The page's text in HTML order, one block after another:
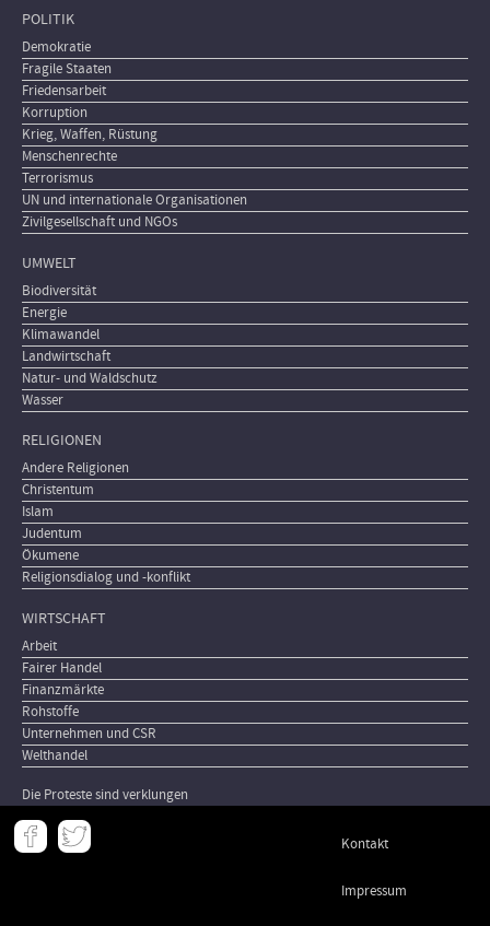
POLITIK
Demokratie
Fragile Staaten
Friedensarbeit
Korruption
Krieg, Waffen, Rüstung
Menschenrechte
Terrorismus
UN und internationale Organisationen
Zivilgesellschaft und NGOs
UMWELT
Biodiversität
Energie
Klimawandel
Landwirtschaft
Natur- und Waldschutz
Wasser
RELIGIONEN
Andere Religionen
Christentum
Islam
Judentum
Ökumene
Religionsdialog und -konflikt
WIRTSCHAFT
Arbeit
Fairer Handel
Finanzmärkte
Rohstoffe
Unternehmen und CSR
Welthandel
Die Proteste sind verklungen
Meta
- Kontakt
Impressum